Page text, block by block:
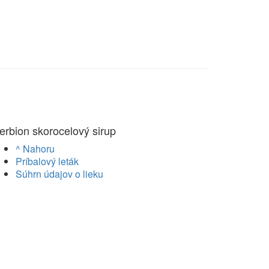
skorocelový sirup
^ Nahoru
Príbalový leták
Súhrn údajov o lieku